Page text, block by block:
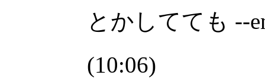
とかしてても --
(10:06)